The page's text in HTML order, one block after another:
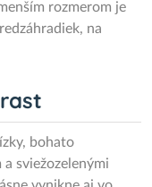
rozmerom je
na
bohato
sviežozelenými